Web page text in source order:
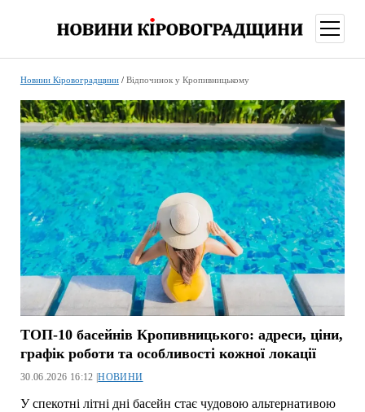
меню
Новини Кіровоградщини/ Відпочинок у Кропивницькому
ТОП-10 басейнів Кропивницького: адреси, ціни,
графік роботи та особливості кожної локації
30.06.2026 16:12 |НОВИНИ
У спекотні літні дні басейн стає чудовою альтернативою